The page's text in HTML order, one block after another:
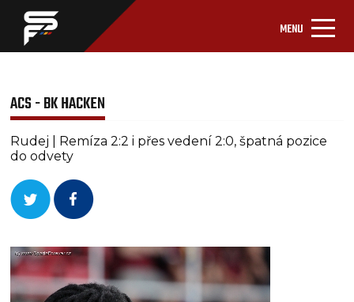
MENU
ACS - BK HACKEN
Rudej | Remíza 2:2 i přes vedení 2:0, špatná pozice
do odvety